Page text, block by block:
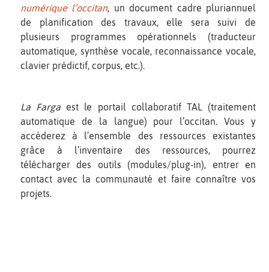
numérique l’occitan, un document cadre pluriannuel
de planification des travaux, elle sera suivi de
plusieurs programmes opérationnels (traducteur
automatique, synthèse vocale, reconnaissance vocale,
clavier prédictif, corpus, etc.).
La Farga est le portail collaboratif TAL (traitement
automatique de la langue) pour l’occitan. Vous y
accéderez à l’ensemble des ressources existantes
grâce à l’inventaire des ressources, pourrez
télécharger des outils (modules/plug-in), entrer en
contact avec la communauté et faire connaître vos
projets.